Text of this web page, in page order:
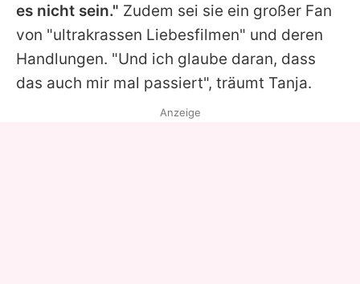
es nicht sein." Zudem sei sie ein großer Fan
von "ultrakrassen Liebesfilmen" und deren
Handlungen. "Und ich glaube daran, dass
das auch mir mal passiert", träumt Tanja.
Anzeige